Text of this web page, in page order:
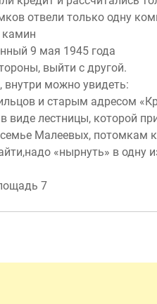
отвели только одну
камин
9 мая 1945 года
выйти с другой.
можно увидеть:
и старым адресом
виде лестницы, которой
Малеевых, потомкам
«нырнуть» в одну
7